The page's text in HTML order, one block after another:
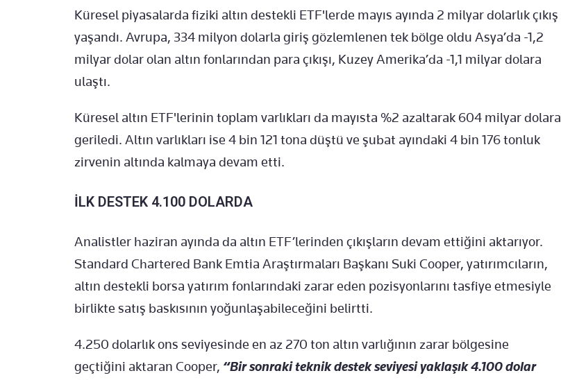
Küresel piyasalarda fiziki altın destekli ETF'lerde mayıs ayında 2 milyar dolarlık çıkış
yaşandı. Avrupa, 334 milyon dolarla giriş gözlemlenen tek bölge oldu Asya’da -1,2
milyar dolar olan altın fonlarından para çıkışı, Kuzey Amerika’da -1,1 milyar dolara
ulaştı.
Küresel altın ETF'lerinin toplam varlıkları da mayısta %2 azaltarak 604 milyar dolara
geriledi. Altın varlıkları ise 4 bin 121 tona düştü ve şubat ayındaki 4 bin 176 tonluk
zirvenin altında kalmaya devam etti.
İLK DESTEK 4.100 DOLARDA
Analistler haziran ayında da altın ETF’lerinden çıkışların devam ettiğini aktarıyor.
Standard Chartered Bank Emtia Araştırmaları Başkanı Suki Cooper, yatırımcıların,
altın destekli borsa yatırım fonlarındaki zarar eden pozisyonlarını tasfiye etmesiyle
birlikte satış baskısının yoğunlaşabileceğini belirtti.
4.250 dolarlık ons seviyesinde en az 270 ton altın varlığının zarar bölgesine
geçtiğini aktaran Cooper, “Bir sonraki teknik destek seviyesi yaklaşık 4.100 dolar